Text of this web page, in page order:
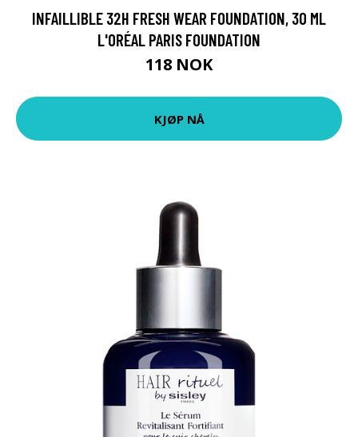
INFAILLIBLE 32H FRESH WEAR FOUNDATION, 30 ML
L'ORÉAL PARIS FOUNDATION
118 NOK
KJØP NÅ